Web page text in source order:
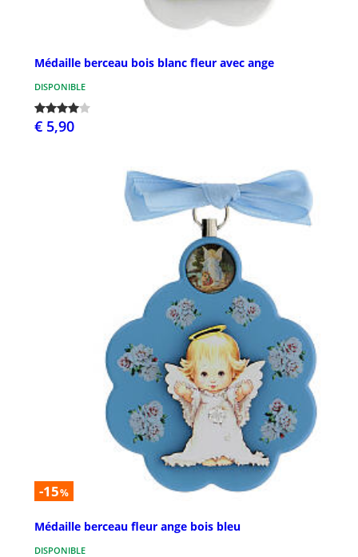
Médaille berceau bois blanc fleur avec ange
DISPONIBLE
€ 5,90
-15%
Médaille berceau fleur ange bois bleu
DISPONIBLE